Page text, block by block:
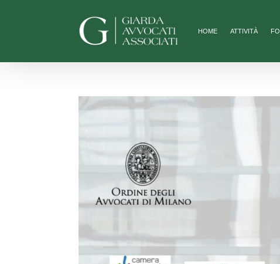
HOME ATTIVITÀ